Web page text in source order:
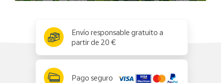
Envío responsable gratuito a
partir de 20 €
Pago seguro